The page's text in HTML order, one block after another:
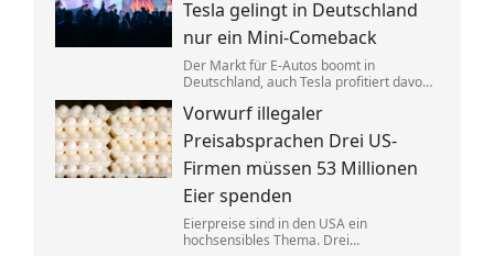
aus Übersee.
Tesla gelingt in Deutschland
nur ein Mini-Comeback
Der Markt für E-Autos boomt in
Deutschland, auch Tesla profitiert davon.
geführte Konzern jedoch nicht zurück.
Eine exklusive Studie erklärt, warum.
Vorwurf illegaler
Preisabsprachen Drei US-
Firmen müssen 53 Millionen
Eier spenden
Eierpreise sind in den USA ein
hochsensibles Thema. Drei